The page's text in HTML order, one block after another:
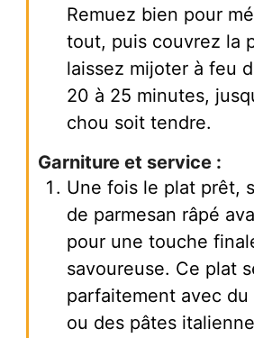
Remuez bien pour
tout, puis couvrez la
laissez mijoter à feu
20 à 25 minutes,
chou soit tendre.
Garniture et service :
Une fois le plat prêt,
de parmesan râpé
pour une touche
savoureuse. Ce plat
parfaitement avec
ou des pâtes